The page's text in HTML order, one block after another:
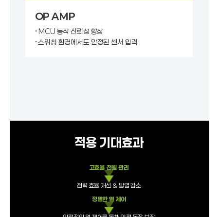
OP AMP
• MCU 동작 신뢰성 향상
• 스위칭 환경에서도 안정된 센서 입력
적용 기대효과
고효율 전원 관리
전력 효율 개선 & 발열 감소
정밀한 열 제어